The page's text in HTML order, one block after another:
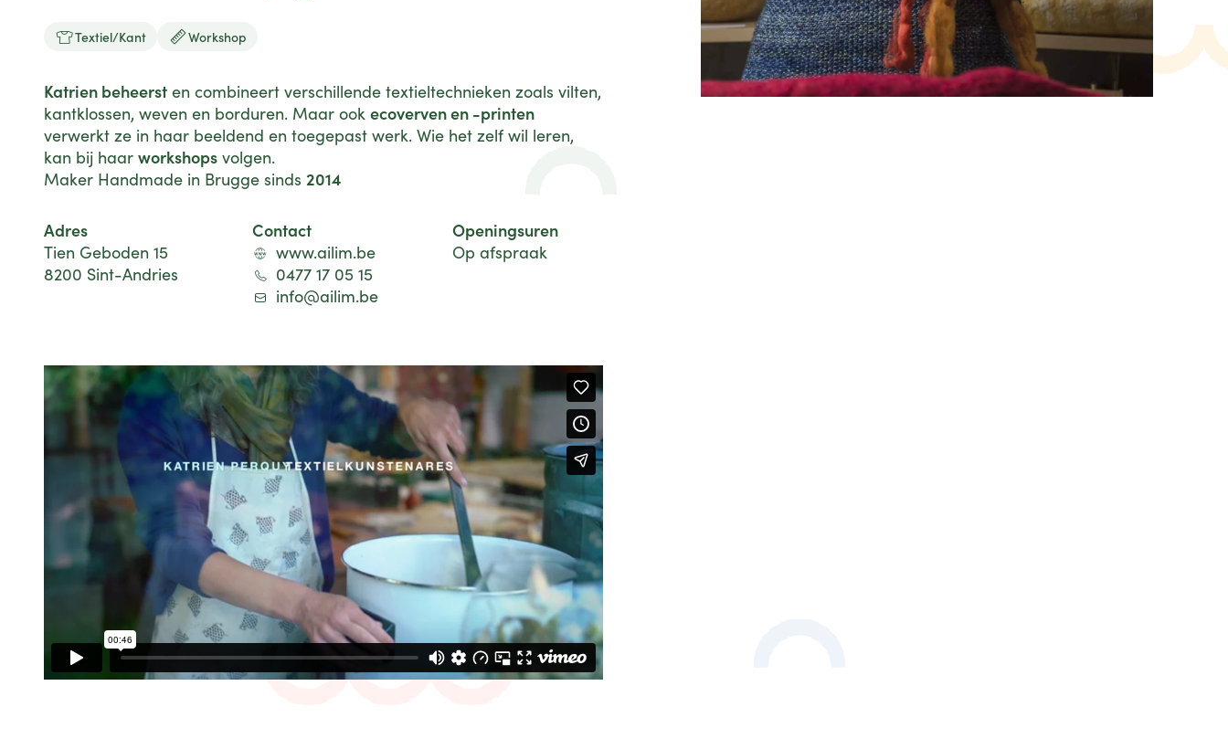
Textiel/Kant Workshop
Katrien beheerst en combineert verschillende textieltechnieken zoals vilten,
kantklossen, weven en borduren. Maar ook ecoverven en -printen
verwerkt ze in haar beeldend en toegepast werk. Wie het zelf wil leren,
kan bij haar workshops volgen.
Maker Handmade in Brugge sinds 2014
Adres
Tien Geboden 15
8200 Sint-Andries
Contact
www.ailim.be
0477 17 05 15
info@ailim.be
Openingsuren
Op afspraak